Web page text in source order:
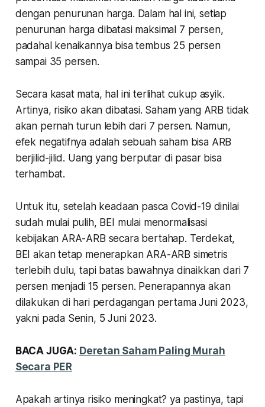
dengan penurunan harga. Dalam hal ini, setiap
penurunan harga dibatasi maksimal 7 persen,
padahal kenaikannya bisa tembus 25 persen
sampai 35 persen.
Secara kasat mata, hal ini terlihat cukup asyik.
Artinya, risiko akan dibatasi. Saham yang ARB tidak
akan pernah turun lebih dari 7 persen. Namun,
efek negatifnya adalah sebuah saham bisa ARB
berjilid-jilid. Uang yang berputar di pasar bisa
terhambat.
Untuk itu, setelah keadaan pasca Covid-19 dinilai
sudah mulai pulih, BEI mulai menormalisasi
kebijakan ARA-ARB secara bertahap. Terdekat,
BEI akan tetap menerapkan ARA-ARB simetris
terlebih dulu, tapi batas bawahnya dinaikkan dari 7
persen menjadi 15 persen. Penerapannya akan
dilakukan di hari perdagangan pertama Juni 2023,
yakni pada Senin, 5 Juni 2023.
BACA JUGA: Deretan Saham Paling Murah
Secara PER
Apakah artinya risiko meningkat? ya pastinya, tapi